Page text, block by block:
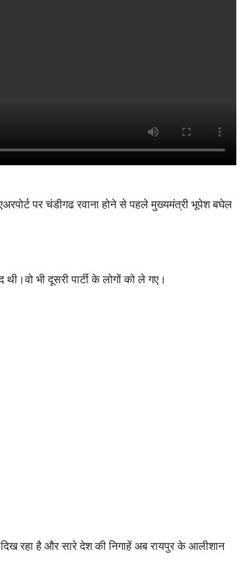
पर चंडीगढ रवाना होने से पहले मुख्यमंत्री भूपेश बघेल
भी दूसरी पार्टी के लोगों को ले गए।
रहा है और सारे देश की निगाहें अब रायपुर के आलीशान